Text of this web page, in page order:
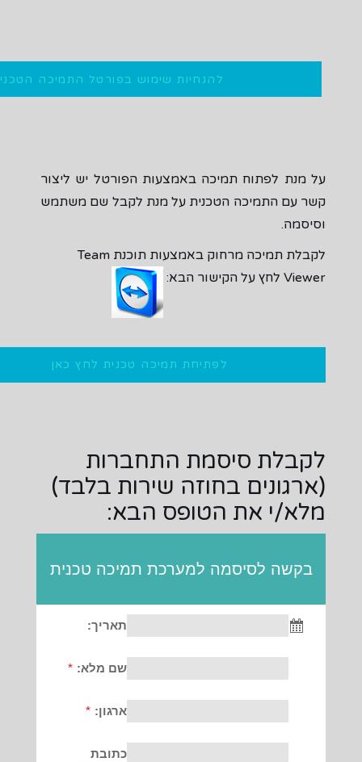
להנחיות שימוש בפורטל התמיכה
על מנת לפתוח תמיכה באמצעות הפורטל יש ליצור
קשר עם התמיכה הטכנית על מנת לקבל שם משתמש
וסיסמה.
לקבלת תמיכה מרחוק באמצעות תוכנת Team
Viewer לחץ על הקישור הבא:
לפתיחת תמיכה טכנית לחץ כאן
לקבלת סיסמת התחברות
(ארגונים בחוזה שירות בלבד)
מלא/י את הטופס הבא:
בקשה לסיסמה למערכת תמיכה טכנית
תאריך:
שם מלא: *
ארגון: *
כתובת